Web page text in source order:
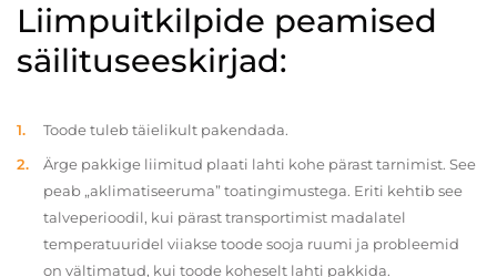
Liimpuitkilpide peamised
säilituseeskirjad:
Toode tuleb täielikult pakendada.
Ärge pakkige liimitud plaati lahti kohe pärast tarnimist. See
peab „aklimatiseeruma” toatingimustega. Eriti kehtib see
talveperioodil, kui pärast transportimist madalatel
temperatuuridel viiakse toode sooja ruumi ja probleemid
on vältimatud, kui toode koheselt lahti pakkida.